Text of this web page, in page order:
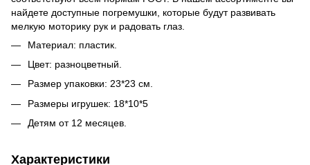
найдете доступные погремушки, которые будут развивать
мелкую моторику рук и радовать глаз.
Материал: пластик.
Цвет: разноцветный.
Размер упаковки: 23*23 см.
Размеры игрушек: 18*10*5
Детям от 12 месяцев.
Характеристики